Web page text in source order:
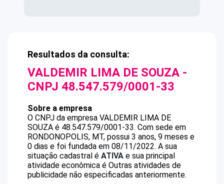
Resultados da consulta:
VALDEMIR LIMA DE SOUZA -
CNPJ 48.547.579/0001-33
Sobre a empresa
O CNPJ da empresa VALDEMIR LIMA DE
SOUZA é 48.547.579/0001-33. Com sede em
RONDONOPOLIS, MT, possui 3 anos, 9 meses e
0 dias e foi fundada em 08/11/2022. A sua
situação cadastral é ATIVA e sua principal
atividade econômica é Outras atividades de
publicidade não especificadas anteriormente.